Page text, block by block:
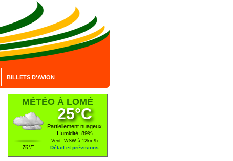
BILLETS D'AVION
MÉTÉO À LOMÉ
76°F
25°C
Partiellement nuageux
Humidité: 89%
Vent: WSW à 12km/h
Détail et prévisions